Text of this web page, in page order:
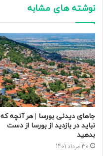
نوشته های مشابه
جاهای دیدنی بورسا | هر آنچه که
نباید در بازدید از بورسا از دست
بدهید
30 مرداد 1401